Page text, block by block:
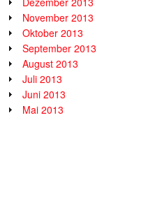
November 2013
Oktober 2013
September 2013
August 2013
Juli 2013
Juni 2013
Mai 2013